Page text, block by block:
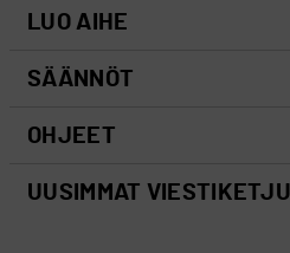
LUO AIHE
SÄÄNNÖT
OHJEET
UUSIMMAT